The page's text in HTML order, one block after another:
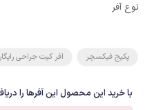
نوع آفر
پکیج فیکسچر افر کیت جراحی
با خرید این محصول این آفرها را